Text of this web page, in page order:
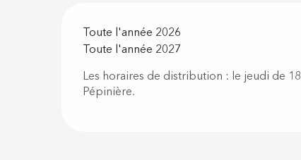
Toute l'année 2026
Toute l'année 2027
Les horaires de distribution : le jeudi de
Pépinière.